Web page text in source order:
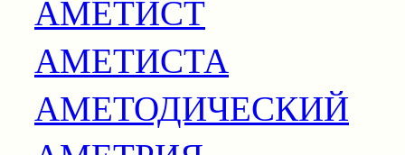
АМЕТИСТ
АМЕТИСТА
АМЕТОДИЧЕСКИЙ